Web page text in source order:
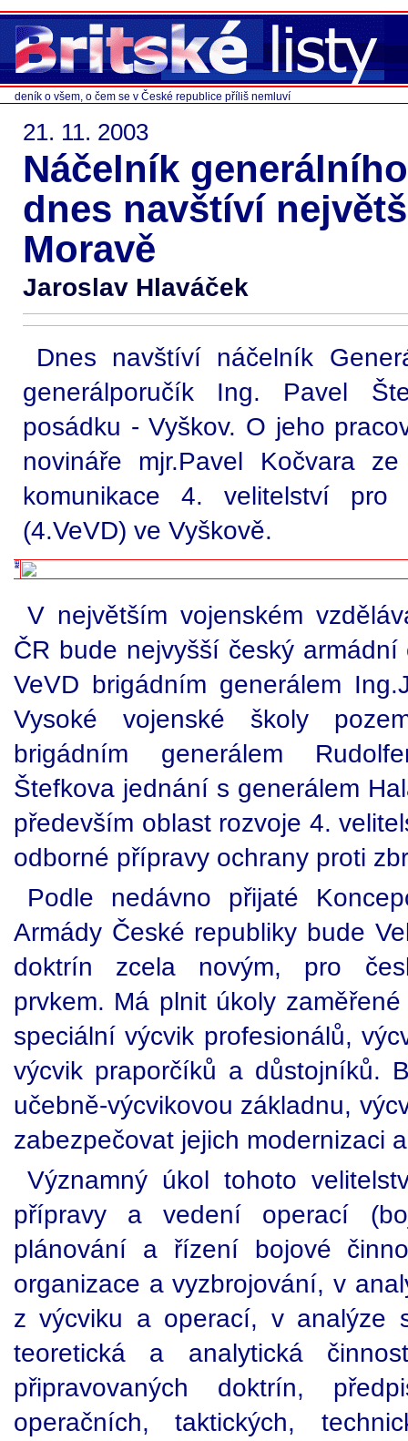
deník o všem, o čem se v České republice příliš nemluví
21. 11. 2003
Náčelník
dnes navštíví
Moravě
Jaroslav Hlaváček
Dnes navštíví náčelník
generálporučík Ing. Pavel
posádku - Vyškov. O jeho
novináře mjr.Pavel Kočvara
komunikace 4. velitelství
(4.VeVD) ve Vyškově.
V největším vojenském
ČR bude nejvyšší český
VeVD brigádním generálem
Vysoké vojenské školy
brigádním generálem
Štefkova jednání s generálem
především oblast rozvoje 4.
odborné přípravy ochrany proti
Podle nedávno přijaté
Armády České republiky bude
doktrín zcela novým, pro
prvkem. Má plnit úkoly
speciální výcvik profesionálů,
výcvik praporčíků a důstojníků.
učebně-výcvikovou základnu,
zabezpečovat jejich modernizaci
Významný úkol tohoto
přípravy a vedení operací
plánování a řízení bojové
organizace a vyzbrojování, v
z výcviku a operací, v analýze
teoretická a analytická
připravovaných doktrín,
operačních, taktických,